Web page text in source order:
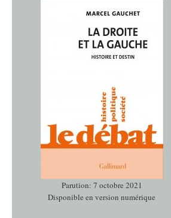
Parution: 7 octobre 2021
Disponible en version numérique